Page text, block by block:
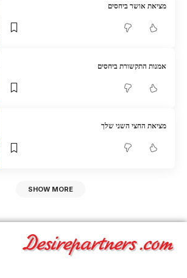
מציאת אושר ביחסים
אמנות התקשורת ביחסים
מציאת החצי השני שלך
SHOW MORE